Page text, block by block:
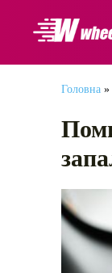
Головна »